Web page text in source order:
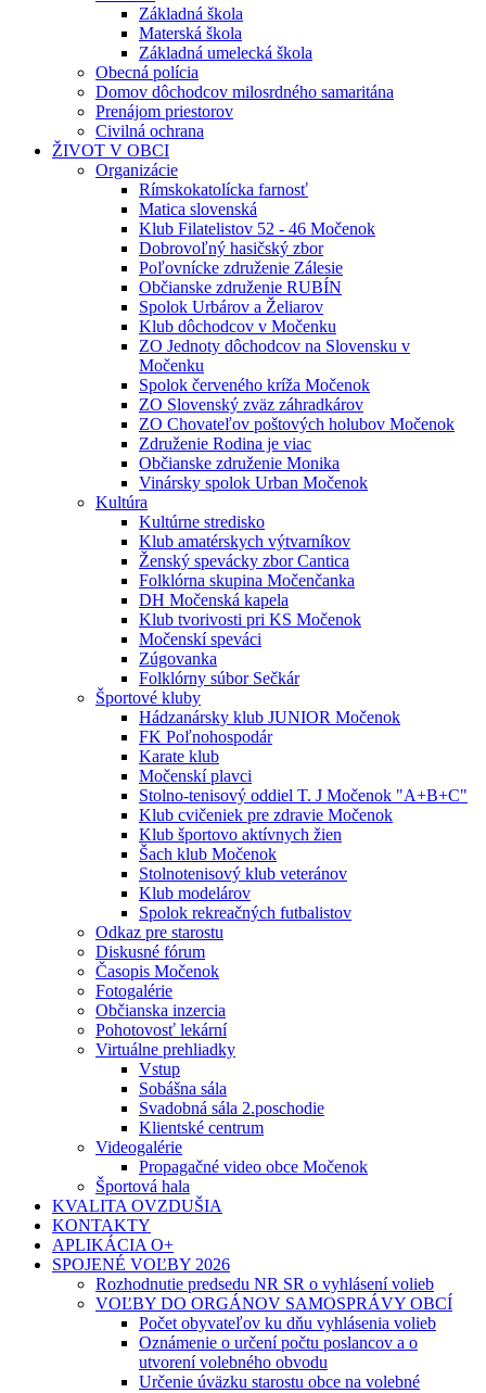
Základná škola
Materská škola
Základná umelecká škola
Obecná polícia
Domov dôchodcov milosrdného samaritána
Prenájom priestorov
Civilná ochrana
ŽIVOT V OBCI
Organizácie
Rímskokatolícka farnosť
Matica slovenská
Klub Filatelistov 52 - 46 Močenok
Dobrovoľný hasičský zbor
Poľovnícke združenie Zálesie
Občianske združenie RUBÍN
Spolok Urbárov a Želiarov
Klub dôchodcov v Močenku
ZO Jednoty dôchodcov na Slovensku v
Močenku
Spolok červeného kríža Močenok
ZO Slovenský zväz záhradkárov
ZO Chovateľov poštových holubov Močenok
Združenie Rodina je viac
Občianske združenie Monika
Vinársky spolok Urban Močenok
Kultúra
Kultúrne stredisko
Klub amatérskych výtvarníkov
Ženský spevácky zbor Cantica
Folklórna skupina Močenčanka
DH Močenská kapela
Klub tvorivosti pri KS Močenok
Močenskí speváci
Zúgovanka
Folklórny súbor Sečkár
Športové kluby
Hádzanársky klub JUNIOR Močenok
FK Poľnohospodár
Karate klub
Močenskí plavci
Stolno-tenisový oddiel T. J Močenok "A+B+C"
Klub cvičeniek pre zdravie Močenok
Klub športovo aktívnych žien
Šach klub Močenok
Stolnotenisový klub veteránov
Klub modelárov
Spolok rekreačných futbalistov
Odkaz pre starostu
Diskusné fórum
Časopis Močenok
Fotogalérie
Občianska inzercia
Pohotovosť lekární
Virtuálne prehliadky
Vstup
Sobášna sála
Svadobná sála 2.poschodie
Klientské centrum
Videogalérie
Propagačné video obce Močenok
Športová hala
KVALITA OVZDUŠIA
KONTAKTY
APLIKÁCIA O+
SPOJENÉ VOĽBY 2026
Rozhodnutie predsedu NR SR o vyhlásení volieb
VOĽBY DO ORGÁNOV SAMOSPRÁVY OBCÍ
Počet obyvateľov ku dňu vyhlásenia volieb
Oznámenie o určení počtu poslancov a o
utvorení volebného obvodu
Určenie úväzku starostu obce na volebné